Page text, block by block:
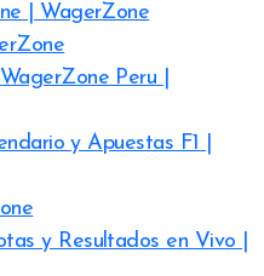
| WagerZone
Peru |
y Apuestas F1 |
y Resultados en Vivo |